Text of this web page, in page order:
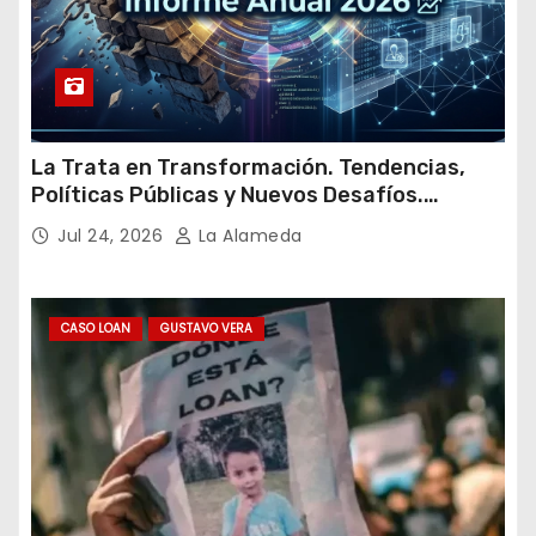
La Trata en Transformación. Tendencias,
Políticas Públicas y Nuevos Desafíos.
Argentina y el Mundo – Julio 2026
Jul 24, 2026 La Alameda
CASO LOAN GUSTAVO VERA